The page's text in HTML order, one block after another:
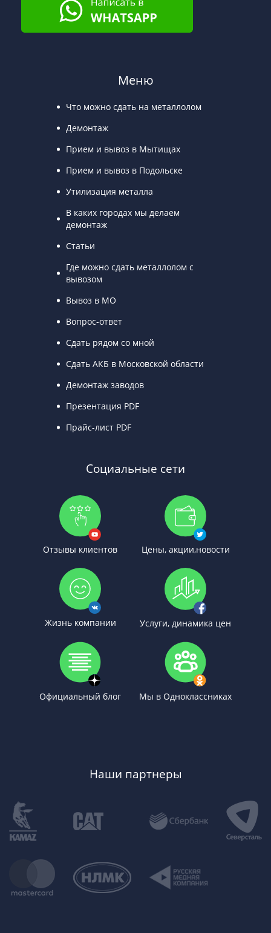
Меню
Что можно сдать на металлолом
Демонтаж
Прием и вывоз в Мытищах
Прием и вывоз в Подольске
Утилизация металла
В каких городах мы делаем
демонтаж
Статьи
Где можно сдать металлолом с
вывозом
Вывоз в МО
Вопрос-ответ
Сдать рядом со мной
Сдать АКБ в Московской области
Демонтаж заводов
Презентация PDF
Прайс-лист PDF
Социальные сети
Отзывы клиентов Цены, акции,новости
Жизнь компании Услуги, динамика цен
Официальный блог Мы в Одноклассниках
Наши партнеры